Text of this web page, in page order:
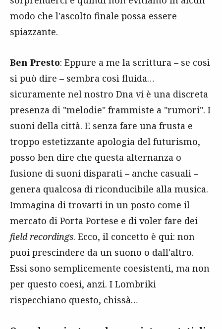
modo che l'ascolto finale possa essere
spiazzante.
Ben Presto: Eppure a me la scrittura – se così
si può dire – sembra così fluida…
sicuramente nel nostro Dna vi è una discreta
presenza di "melodie" frammiste a "rumori". I
suoni della città. E senza fare una frusta e
troppo estetizzante apologia del futurismo,
posso ben dire che questa alternanza o
fusione di suoni disparati – anche casuali –
genera qualcosa di riconducibile alla musica.
Immagina di trovarti in un posto come il
mercato di Porta Portese e di voler fare dei
field recordings. Ecco, il concetto è qui: non
puoi prescindere da un suono o dall'altro.
Essi sono semplicemente coesistenti, ma non
per questo coesi, anzi. I Lombriki
rispecchiano questo, chissà…